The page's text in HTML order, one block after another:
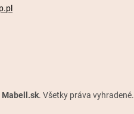
Mabell.sk. Všetky práva vyhradené.